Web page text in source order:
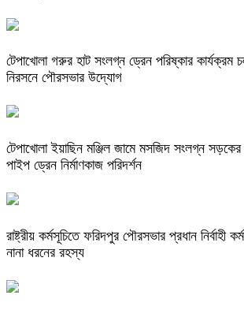
টেপাখোলা গরুর হাট সংলগ্ন ড্রেন পরিষ্কার কার্যক্রম
নিরসনে পৌরসভার উদ্যোগ
টেপাখোলা ইয়াছিন মঞ্জিল জামে মসজিদ সংলগ্ন
পাইপ ড্রেন নির্মাণকাজ পরিদর্শন
রাষ্ট্রীয় কর্মসূচিতে ফরিদপুর পৌরসভার প্রধান নির্বাহী
নানা ধরনের রহস্য